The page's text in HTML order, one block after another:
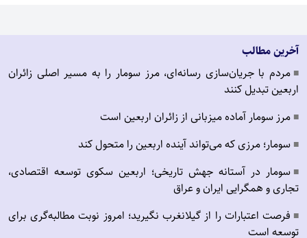
آخرین مطالب
■ مردم با جریان‌سازی رسانه‌ای، مرز سومار را به مسیر اصلی زائران
اربعین تبدیل کنند
■ مرز سومار آماده میزبانی از زائران اربعین است
■ سومار؛ مرزی که می‌تواند آینده اربعین را متحول کند
■ سومار در آستانه جهش تاریخی؛ اربعین سکوی توسعه اقتصادی،
تجاری و همگرایی ایران و عراق
■ فرصت اعتبارات را از گیلانغرب نگیرید؛ امروز نوبت مطالبه‌گری برای
توسعه است